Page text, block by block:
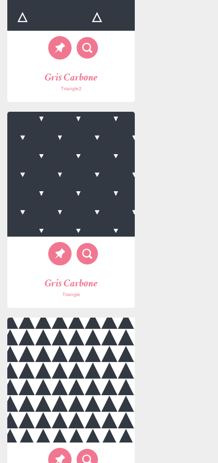
Gris Carbone
Triangle2
Gris Carbone
Triangle